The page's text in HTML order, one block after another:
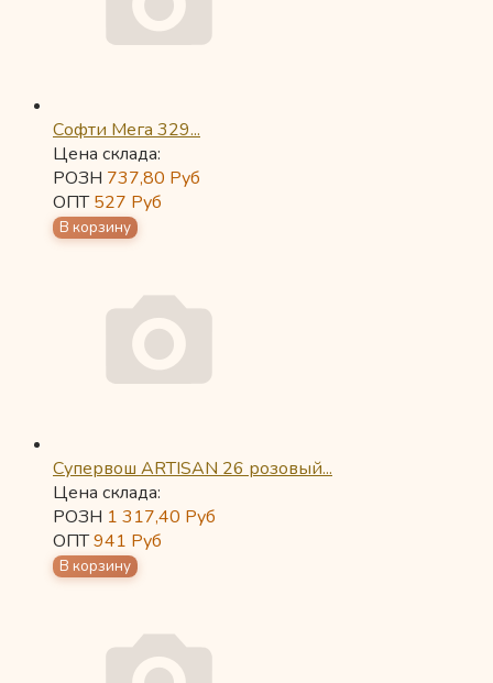
Софти Мега 329...
Цена склада:
РОЗН 737,80 Руб
ОПТ527 Руб
Супервош ARTISAN 26 розовый...
Цена склада:
РОЗН 1 317,40 Руб
ОПТ941 Руб